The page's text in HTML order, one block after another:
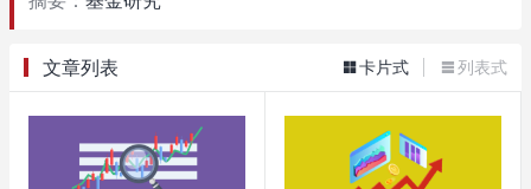
文章列表 卡片式 列表式